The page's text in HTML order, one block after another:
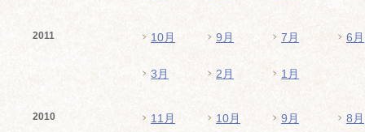
2011 10月 9月 7月 6月
3月 2月 1月
2010 11月 10月 9月 8月